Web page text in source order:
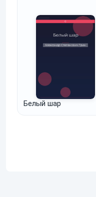
Белый шар